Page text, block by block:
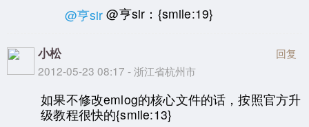
@亨sir @亨sir：{smile:19}
小松
2012-05-23 08:17 - 浙江省杭州市
回复
如果不修改emlog的核心文件的话，按照官方升
级教程很快的{smile:13}